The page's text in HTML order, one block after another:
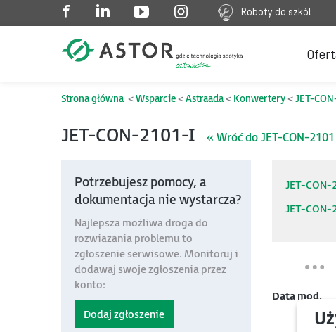
Roboty do szkół
Strona główna Wsparcie Astraada Konwertery JET-
JET-CON-2101-I « Wróć do JET-CON-2101
Potrzebujesz pomocy, a
dokumentacja nie wystarcza?
Najlepsza możliwa droga do
rozwiazania problemu to
zgłoszenie serwisowe. Monitoruj i
dodawaj swoje zgłoszenia przez
konto:
Dodaj zgłoszenie
JET-
JET-
Data mod.